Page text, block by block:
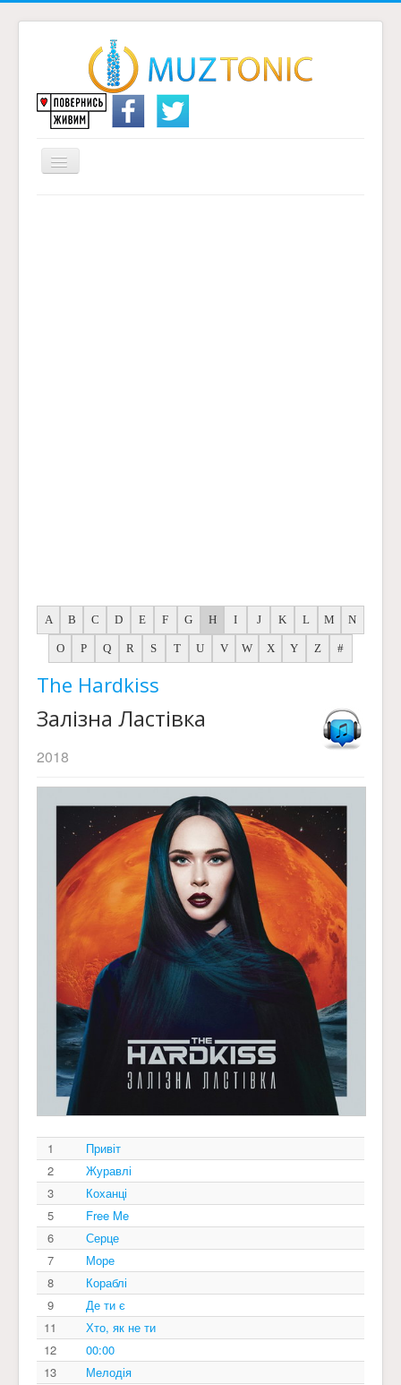
Перемикач
навігації
A B C D E F G H I J K L M N
O P Q R S T U V W X Y Z #
The Hardkiss
Залізна Ластівка
2018
1
Привіт
2
Журавлі
3
Коханці
5
Free Me
6
Серце
7
Море
8
Кораблі
9
Де ти є
11
Хто, як не ти
12
00:00
13
Мелодія